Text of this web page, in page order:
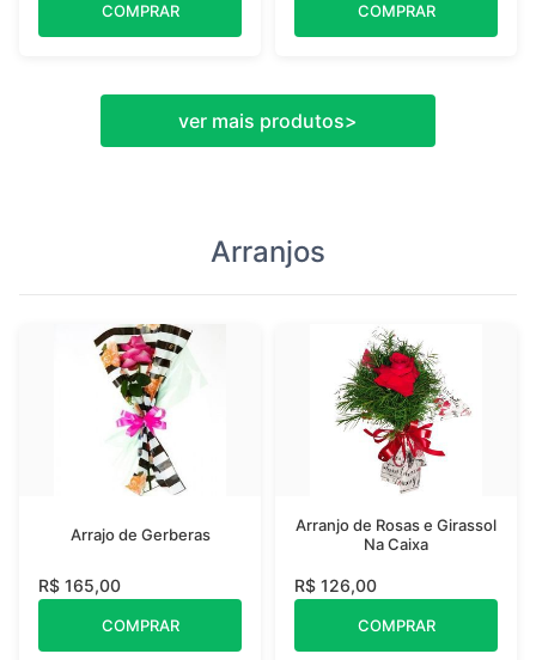
COMPRAR COMPRAR
ver mais produtos>
Arranjos
Arrajo de Gerberas
R$ 165,00
COMPRAR
Arranjo de Rosas e Girassol
Na Caixa
R$ 126,00
COMPRAR